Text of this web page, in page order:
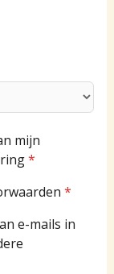
mijn
*
*
e-mails in